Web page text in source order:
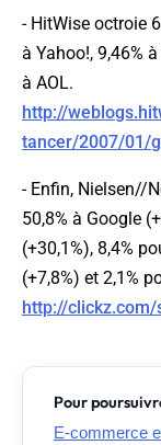
- HitWise octroie
à Yahoo!, 9,46%
à AOL.
http://
tancer/2007/01/
- Enfin, Nielsen//
50,8% à Google
(+30,1%), 8,4%
(+7,8%) et 2,1%
http://clickz.com/
Pour
E-commerce